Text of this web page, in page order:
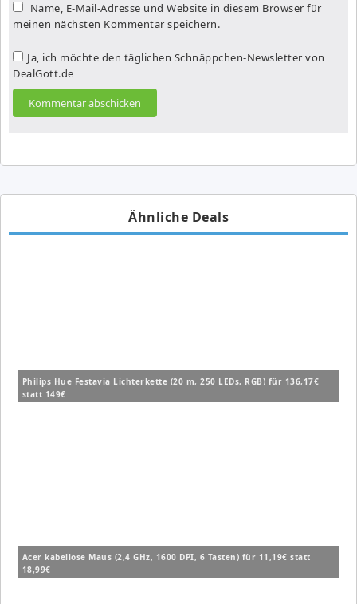
Name, E-Mail-Adresse und Website in diesem Browser für
meinen nächsten Kommentar speichern.
Ja, ich möchte den täglichen Schnäppchen-Newsletter von
DealGott.de
Ähnliche Deals
Philips Hue Festavia Lichterkette (20 m, 250 LEDs, RGB) für 136,17€
statt 149€
Acer kabellose Maus (2,4 GHz, 1600 DPI, 6 Tasten) für 11,19€ statt
18,99€